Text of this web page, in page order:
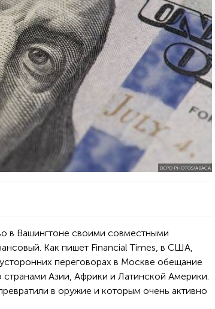
DEPO PHOTOS/ABACA
в Вашингтоне своими совместными
Как пишет Financial Times, в США,
переговорах в Москве обещание
Азии, Африки и Латинской Америки.
в оружие и которым очень активно